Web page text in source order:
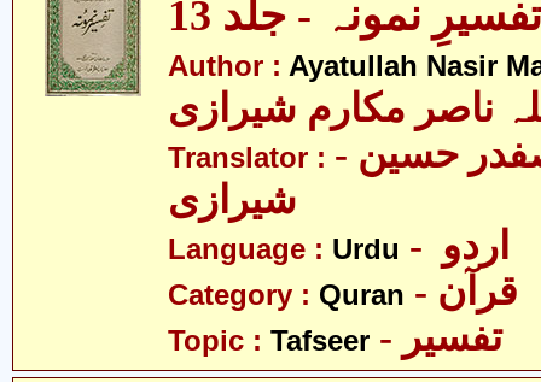
تفسیرِ نمونہ - جلد 13
Author : Ayatullah Nasir
ناصر مکارم شیرازی
Translator : - مولانا سید صفدر حسین
شیرازی
Language : Urdu
Category : Quran - قرآن
Topic : Tafseer - تفسیر